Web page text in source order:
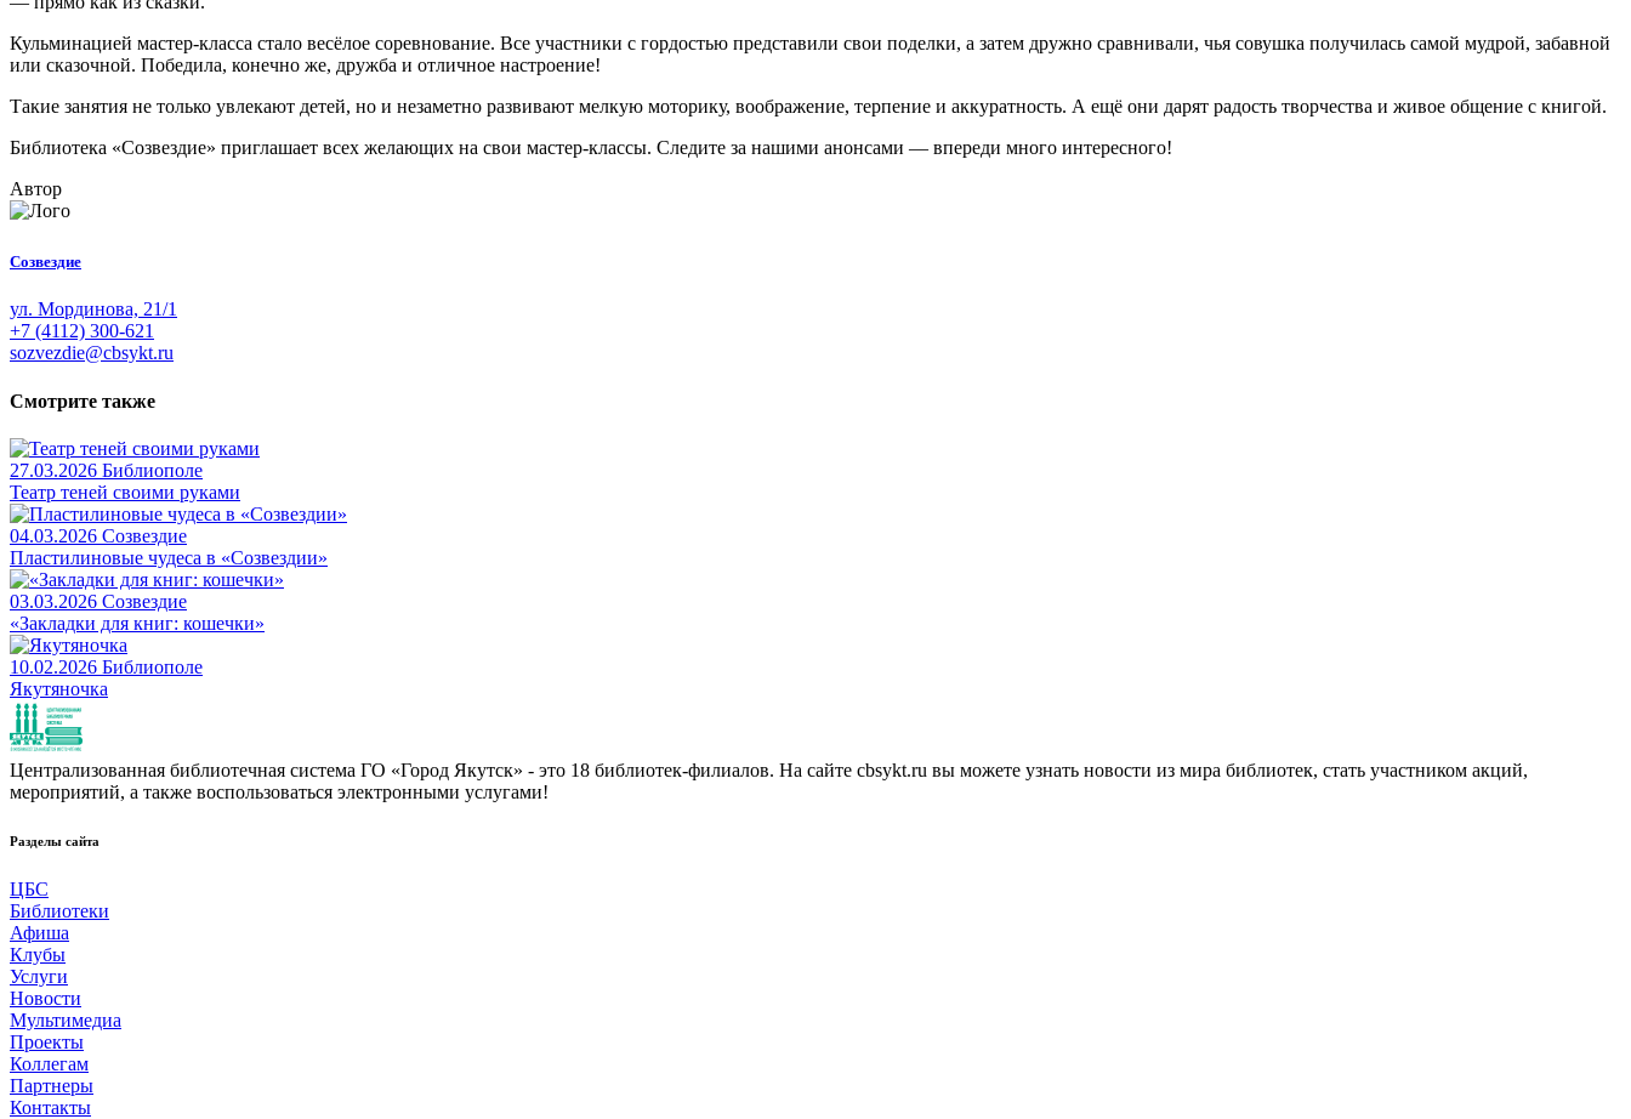
Кульминацией мастер-класса стало весёлое соревнование. Все участники с гордостью представили свои поделки, а затем дружно сравнивали, чья совушка получилась самой мудрой, забавной
или сказочной. Победила, конечно же, дружба и отличное настроение!
Такие занятия не только увлекают детей, но и незаметно развивают мелкую моторику, воображение, терпение и аккуратность. А ещё они дарят радость творчества и живое общение с книгой.
Библиотека «Созвездие» приглашает всех желающих на свои мастер-классы. Следите за нашими анонсами — впереди много интересного!
Автор
Созвездие
ул. Мординова, 21/1
+7 (4112) 300-621
sozvezdie@cbsykt.ru
Смотрите также
27.03.2026 Библиополе
Театр теней своими руками
04.03.2026 Созвездие
Пластилиновые чудеса в «Созвездии»
03.03.2026 Созвездие
«Закладки для книг: кошечки»
10.02.2026 Библиополе
Якутяночка
Централизованная библиотечная система ГО «Город Якутск» - это 18 библиотек-филиалов. На сайте cbsykt.ru вы можете узнать новости из мира библиотек, стать участником акций,
мероприятий, а также воспользоваться электронными услугами!
Разделы сайта
ЦБС
Библиотеки
Афиша
Клубы
Услуги
Новости
Мультимедиа
Проекты
Коллегам
Партнеры
Контакты